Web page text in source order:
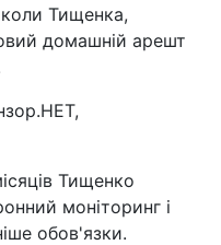
Тищенка,
домашній арешт
Тищенко
моніторинг і
обов'язки.